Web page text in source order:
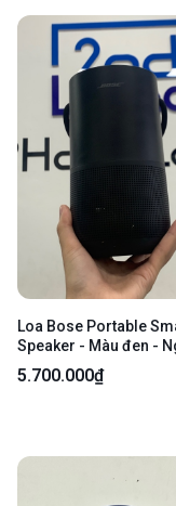
Loa Bose Portable
Speaker - Màu đen -
hình: 97% - Trầy body -
5.700.000₫